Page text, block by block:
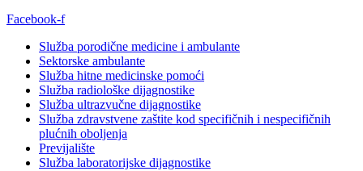
Facebook-f
Služba porodične medicine i ambulante
Sektorske ambulante
Služba hitne medicinske pomoći
Služba radiološke dijagnostike
Služba ultrazvučne dijagnostike
Služba zdravstvene zaštite kod specifičnih i nespecifičnih
plućnih oboljenja
Previjalište
Služba laboratorijske dijagnostike